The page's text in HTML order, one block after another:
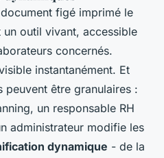
figé imprimé le
outil vivant, accessible
concernés.
instantanément. Et
peuvent être granulaires :
un responsable RH
administrateur modifie les
dynamique - de la